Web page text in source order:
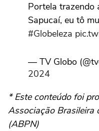
Portela trazendo
Sapucaí, eu tô
#Globeleza
— TV Globo
2024
* Este conteúdo foi
Associação Brasileira
(ABPN)